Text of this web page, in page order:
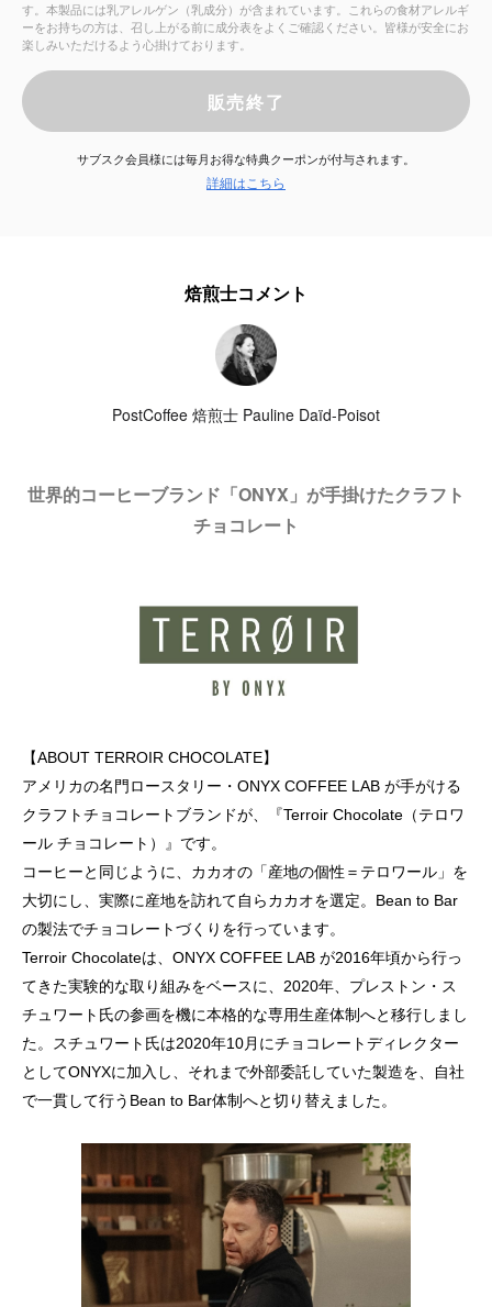
店舗情報
す。本製品には乳アレルゲン（乳成分）が含まれています。これらの食材アレルギ
ーをお持ちの方は、召し上がる前に成分表をよくご確認ください。皆様が安全にお
楽しみいただけるよう心掛けております。
販売終了
サブスク会員様には毎月お得な特典クーポンが付与されます。
詳細はこちら
焙煎士コメント
PostCoffee 焙煎士 Pauline Daïd-Poisot
世界的コーヒーブランド「ONYX」が手掛けたクラフト
チョコレート
【ABOUT TERROIR CHOCOLATE】
アメリカの名門ロースタリー・ONYX COFFEE LAB が手がける
クラフトチョコレートブランドが、『Terroir Chocolate（テロワ
ール チョコレート）』です。
コーヒーと同じように、カカオの「産地の個性＝テロワール」を
大切にし、実際に産地を訪れて自らカカオを選定。Bean to Bar
の製法でチョコレートづくりを行っています。
Terroir Chocolateは、ONYX COFFEE LAB が2016年頃から行っ
てきた実験的な取り組みをベースに、2020年、プレストン・ス
チュワート氏の参画を機に本格的な専用生産体制へと移行しまし
た。スチュワート氏は2020年10月にチョコレートディレクター
としてONYXに加入し、それまで外部委託していた製造を、自社
で一貫して行うBean to Bar体制へと切り替えました。